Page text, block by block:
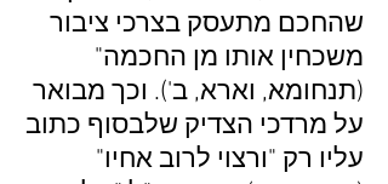
שהחכם מתעסק בצרכי ציבור
משכחין אותו מן החכמה"
(תנחומא, וארא, ב'). וכך מבואר
על מרדכי הצדיק שלבסוף כתוב
עליו רק "ורצוי לרוב אחיו"